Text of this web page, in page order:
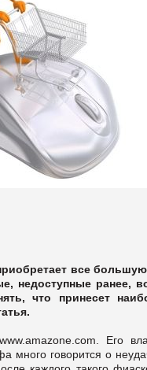
все большую
недоступные ранее,
что принесет
Его
говорится о